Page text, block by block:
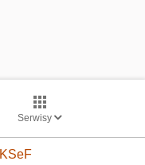
Serwisy
KSeF